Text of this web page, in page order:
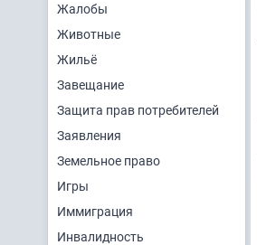
Жалобы
Животные
Жильё
Завещание
Защита прав потребителей
Заявления
Земельное право
Игры
Иммиграция
Инвалидность